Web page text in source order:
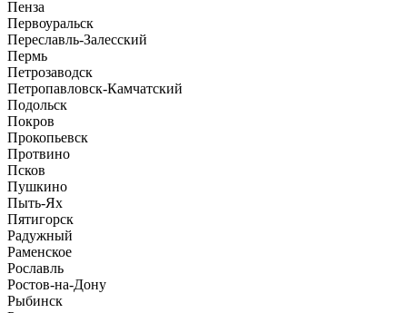
Пенза
Первоуральск
Переславль-Залесский
Пермь
Петрозаводск
Петропавловск-Камчатский
Подольск
Покров
Прокопьевск
Протвино
Псков
Пушкино
Пыть-Ях
Пятигорск
Радужный
Раменское
Рославль
Ростов-на-Дону
Рыбинск